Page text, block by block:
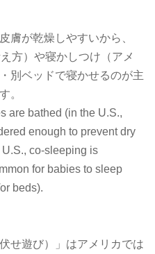
膚が乾燥しやすいから、
方）や寝かしつけ（アメ
別ベッドで寝かせるのが主
。
are bathed (in the U.S.,
enough to prevent dry
co-sleeping is
for babies to sleep
beds).
せ遊び）」はアメリカでは